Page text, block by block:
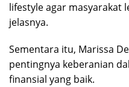
lifestyle agar masyarakat
jelasnya.
Sementara itu, Marissa
pentingnya keberanian
finansial yang baik.